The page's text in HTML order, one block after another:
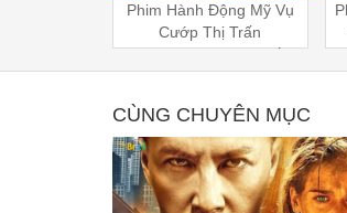
Phim Đội cứu hộ bãi biển
- Phim hành động Mỹ
CÙNG CHUYÊN MỤC